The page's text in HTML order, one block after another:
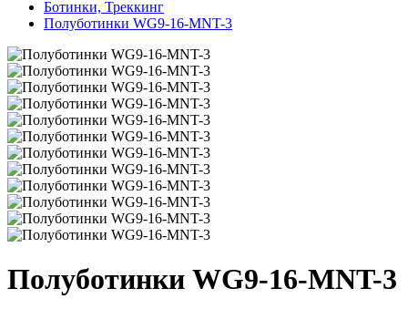
Ботинки, Треккинг
Полуботинки WG9-16-MNT-3
Полуботинки WG9-16-MNT-3